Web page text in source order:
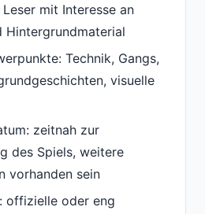
mit Interesse an
Hintergrundmaterial
Technik, Gangs,
visuelle
zeitnah zur
des Spiels, weitere
vorhanden sein
offizielle oder eng